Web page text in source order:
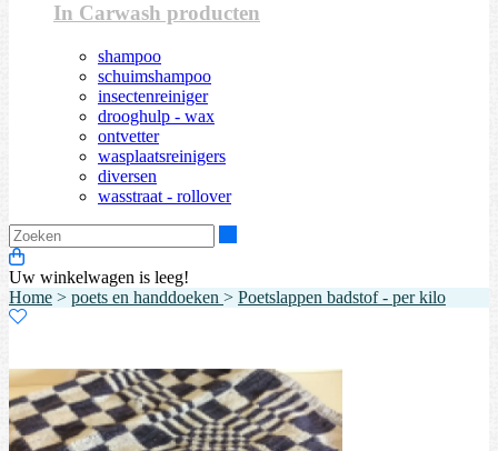
In Carwash producten
shampoo
schuimshampoo
insectenreiniger
drooghulp - wax
ontvetter
wasplaatsreinigers
diversen
wasstraat - rollover
Uw winkelwagen is leeg!
Home > poets en handdoeken > Poetslappen badstof - per kilo